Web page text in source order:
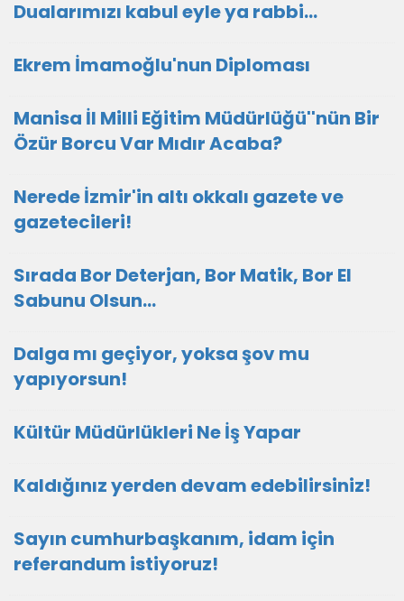
Dualarımızı kabul eyle ya rabbi...
Ekrem İmamoğlu'nun Diploması
Manisa İl Milli Eğitim Müdürlüğü''nün Bir
Özür Borcu Var Mıdır Acaba?
Nerede İzmir'in altı okkalı gazete ve
gazetecileri!
Sırada Bor Deterjan, Bor Matik, Bor El
Sabunu Olsun…
Dalga mı geçiyor, yoksa şov mu
yapıyorsun!
Kültür Müdürlükleri Ne İş Yapar
Kaldığınız yerden devam edebilirsiniz!
Sayın cumhurbaşkanım, idam için
referandum istiyoruz!